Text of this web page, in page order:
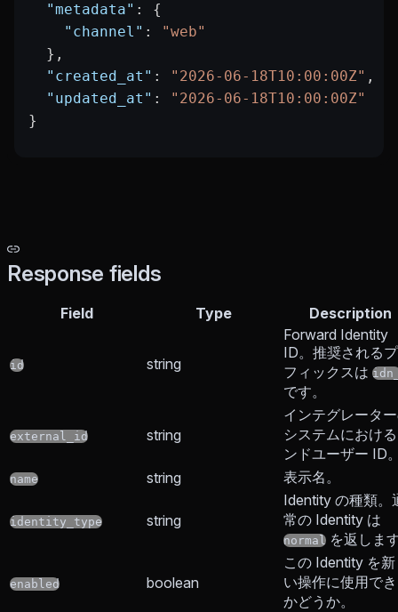
  "metadata"
: {
    "channel"
:
"web"
  },
  "created_at"
: "2026-06-18T10:00:00Z" ,
  "updated_at"
:
"2026-06-18T10:00:00Z"
}
Response fields
Field Type Description
id string
Forward Identity
ID。推奨される
フィックスは
です。
external_id string
インテグレータ
システムにおけ
ンドユーザー ID
name string 表示名。
identity_type string
Identity の種類。
常の Identity は
normal を返しま
enabled boolean
この Identity を
い操作に使用で
かどうか。